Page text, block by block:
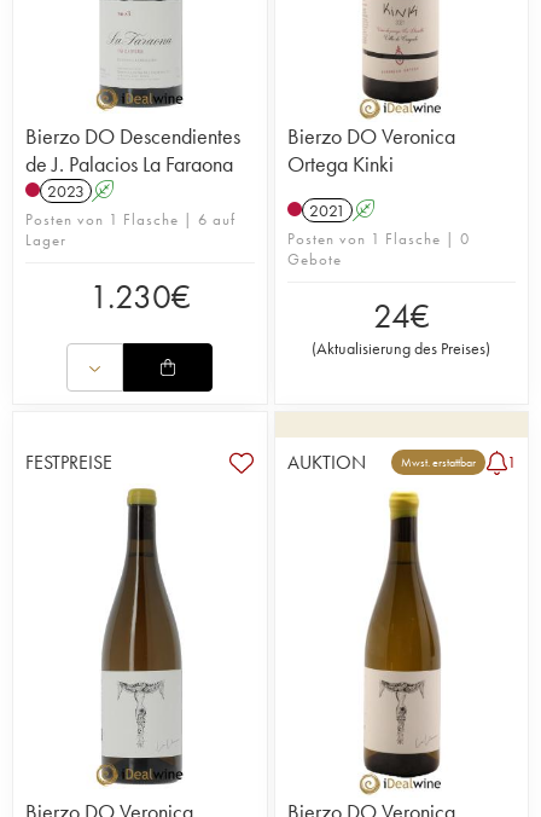
Bierzo DO Descendientes
de J. Palacios La Faraona
2023 A
Posten von 1 Flasche | 6 auf
Lager
1.230€
Bierzo DO Veronica
Ortega Kinki
2021 A
Posten von 1 Flasche | 0
Gebote
24€
(Aktualisierung des Preises)
FESTPREISE AUKTION Mwst. erstattbar 1